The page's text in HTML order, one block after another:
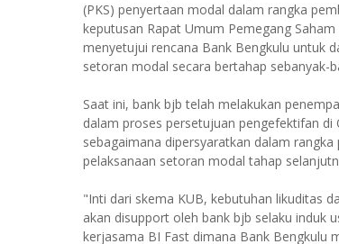
(PKS) penyertaan modal dalam rangka
keputusan Rapat Umum Pemegang
menyetujui rencana Bank Bengkulu untuk
setoran modal secara bertahap sebanyak-
Saat ini, bank bjb telah melakukan
dalam proses persetujuan pengefektifan di
sebagaimana dipersyaratkan dalam
pelaksanaan setoran modal tahap
"Inti dari skema KUB, kebutuhan likuditas
akan disupport oleh bank bjb selaku induk
kerjasama BI Fast dimana Bank Bengkulu